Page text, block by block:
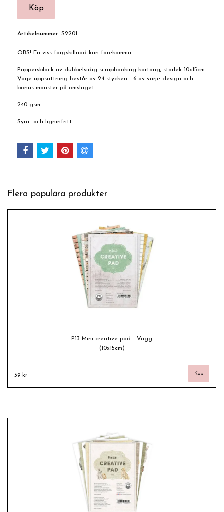
Artikelnummer: S2201
OBS! En viss färgskillnad kan förekomma
Pappersblock av dubbelsidig scrapbooking-kartong, storlek 10x15cm.
Varje uppsättning består av 24 stycken - 6 av varje design och
bonus-mönster på omslaget.
240 gsm
Syra- och ligninfritt
Flera populära produkter
P13 Mini creative pad - Vägg
(10x15cm)
39 kr